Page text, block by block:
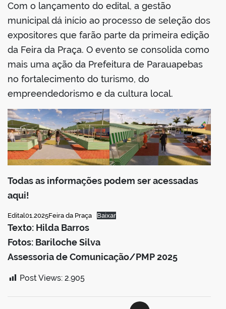
Com o lançamento do edital, a gestão
municipal dá início ao processo de seleção dos
expositores que farão parte da primeira edição
da Feira da Praça. O evento se consolida como
mais uma ação da Prefeitura de Parauapebas
no fortalecimento do turismo, do
empreendedorismo e da cultura local.
Todas as informações podem ser acessadas
aqui!
Edital01.2025Feira da Praça Baixar
Texto: Hilda Barros
Fotos: Bariloche Silva
Assessoria de Comunicação/PMP 2025
Post Views: 2.905